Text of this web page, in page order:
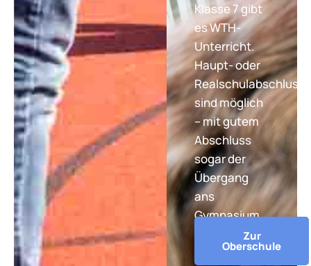
Klasse 7 gibt
es WTH-
Unterricht.
Haupt- oder
Realschulabschluss
sind möglich
– mit gutem
Abschluss
sogar der
Übergang
ans
Gymnasium.
Zur
Oberschule